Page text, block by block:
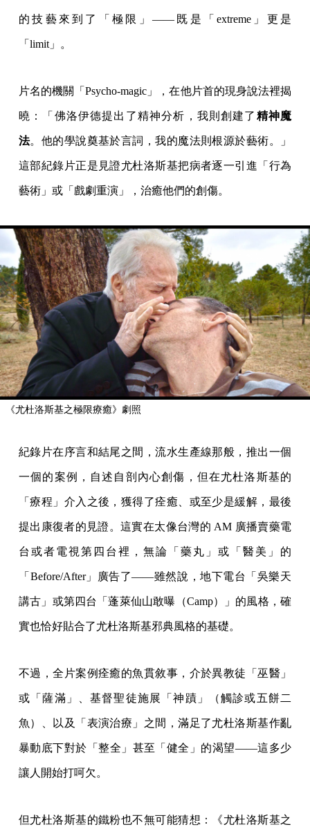
的技藝來到了「極限」——既是「extreme」更是
「limit」。
片名的機關「Psycho-magic」，在他片首的現身說法裡揭
曉：「佛洛伊德提出了精神分析，我則創建了 精神魔
法。他的學說奠基於言詞，我的魔法則根源於藝術。」
這部紀錄片正是見證尤杜洛斯基把病者逐一引進「行為
藝術」或「戲劇重演」，治癒他們的創傷。
《尤杜洛斯基之極限療癒》劇照
紀錄片在序言和結尾之間，流水生產線那般，推出一個
一個的案例，自述自剖內心創傷，但在尤杜洛斯基的
「療程」介入之後，獲得了痊癒、或至少是緩解，最後
提出康復者的見證。這實在太像台灣的 AM 廣播賣藥電
台或者電視第四台裡，無論「藥丸」或「醫美」的
「Before/After」廣告了——雖然說，地下電台「吳樂天
講古」或第四台「蓬萊仙山敢曝（Camp）」的風格，確
實也恰好貼合了尤杜洛斯基邪典風格的基礎。
不過，全片案例痊癒的魚貫敘事，介於異教徒「巫醫」
或「薩滿」、基督聖徒施展「神蹟」（觸診或五餅二
魚）、以及「表演治療」之間，滿足了尤杜洛斯基作亂
暴動底下對於「整全」甚至「健全」的渴望——這多少
讓人開始打呵欠。
但尤杜洛斯基的鐵粉也不無可能猜想：《尤杜洛斯基之